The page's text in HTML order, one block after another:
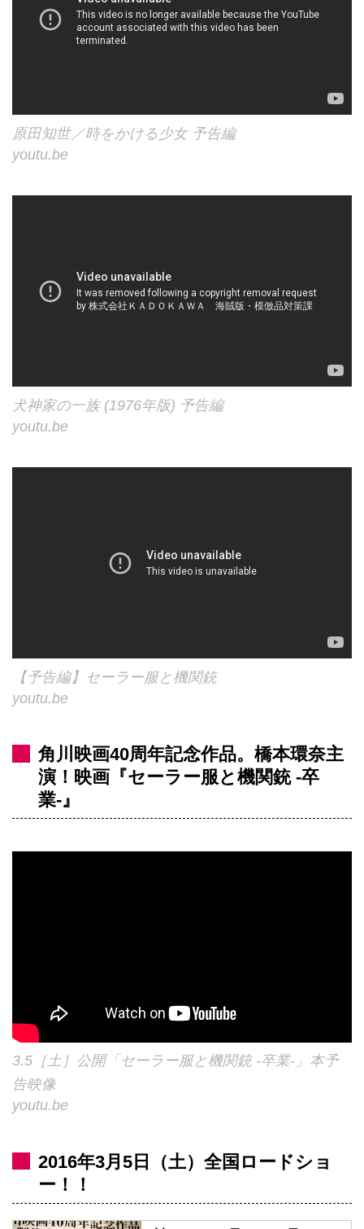
原田知世／時をかける少女 予告編
youtu.be
犬神家の一族 (1976年版) 予告編
youtu.be
【予告編】セーラー服と機関銃
youtu.be
角川映画40周年記念作品。橋本環奈主
演！映画『セーラー服と機関銃 -卒
業-』
3.5［土］公開「セーラー服と機関銃 -卒業-」本予
告映像
youtu.be
2016年3月5日（土）全国ロードショ
ー！！